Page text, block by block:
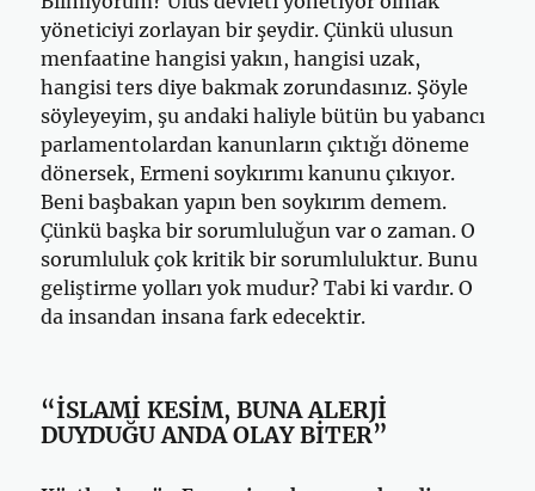
yöneticiyi zorlayan bir şeydir. Çünkü ulusun
menfaatine hangisi yakın, hangisi uzak,
hangisi ters diye bakmak zorundasınız. Şöyle
söyleyeyim, şu andaki haliyle bütün bu yabancı
parlamentolardan kanunların çıktığı döneme
dönersek, Ermeni soykırımı kanunu çıkıyor.
Beni başbakan yapın ben soykırım demem.
Çünkü başka bir sorumluluğun var o zaman. O
sorumluluk çok kritik bir sorumluluktur. Bunu
geliştirme yolları yok mudur? Tabi ki vardır. O
da insandan insana fark edecektir.
“İSLAMİ KESİM, BUNA ALERJİ
DUYDUĞU ANDA OLAY BİTER”